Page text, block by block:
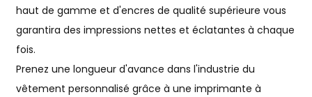
haut de gamme et d'encres de qualité supérieure vous
garantira des impressions nettes et éclatantes à chaque
fois.
Prenez une longueur d'avance dans l'industrie du
vêtement personnalisé grâce à une imprimante à